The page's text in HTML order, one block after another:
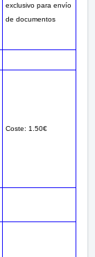
exclusivo para envío
de documentos
Coste: 1.50€